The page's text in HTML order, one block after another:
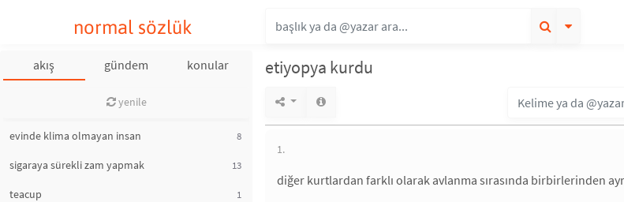
normal sözlük
akış gündem konular
yenile
evinde klima olmayan insan 8
sigaraya sürekli zam yapmak 13
teacup 1
etiyopya kurdu
1.
diğer kurtlardan farklı olarak avlanma sırasında birbirlerinden